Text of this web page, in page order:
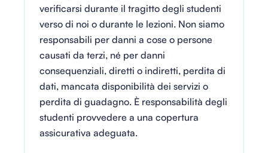
verificarsi durante il tragitto degli studenti
verso di noi o durante le lezioni. Non siamo
responsabili per danni a cose o persone
causati da terzi, né per danni
consequenziali, diretti o indiretti, perdita di
dati, mancata disponibilità dei servizi o
perdita di guadagno. È responsabilità degli
studenti provvedere a una copertura
assicurativa adeguata.